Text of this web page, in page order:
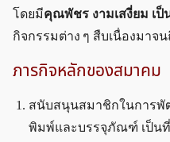
โดยมีคุณพัชร งามเสงี่ยม เ
กิจกรรมต่าง ๆ สืบเนื่องมาจ
ภารกิจหลักของสมาคม
สนับสนุนสมาชิกในการ
พิมพ์และบรรจุภัณฑ์ เป็น